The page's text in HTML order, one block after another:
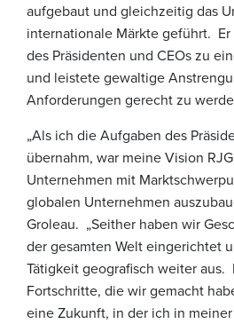
aufgebaut und gleichzeitig das
internationale Märkte geführt.
des Präsidenten und CEOs zu
und leistete gewaltige
Anforderungen gerecht zu
„Als ich die Aufgaben des
übernahm, war meine Vision
Unternehmen mit
globalen Unternehmen
Groleau. „Seither haben wir
der gesamten Welt eingerichtet
Tätigkeit geografisch weiter
Fortschritte, die wir gemacht
eine Zukunft, in der ich in